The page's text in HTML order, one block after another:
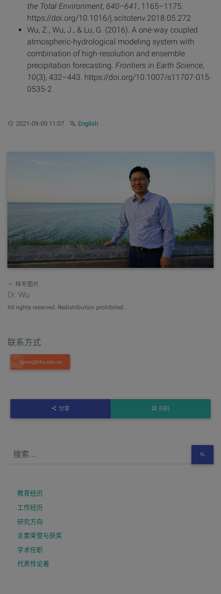
the Total Environment, 640–641, 1165–1175.
https://doi.org/10.1016/j.scitotenv.2018.05.272
Wu, Z., Wu, J., & Lu, G. (2016). A one-way coupled
atmospheric-hydrological modeling system with
combination of high-resolution and ensemble
precipitation forecasting. Frontiers in Earth Science,
10(3), 432–443. https://doi.org/10.1007/s11707-015-
0535-2
更新：2021-09-09 11:07 Other languages:
English
特写图片
Dr. Wu
All rights reserved. Redistribution prohibited.
联系方式
分享 扫码
教育经历
工作经历
研究方向
主要荣誉与获奖
学术任职
代表性论著